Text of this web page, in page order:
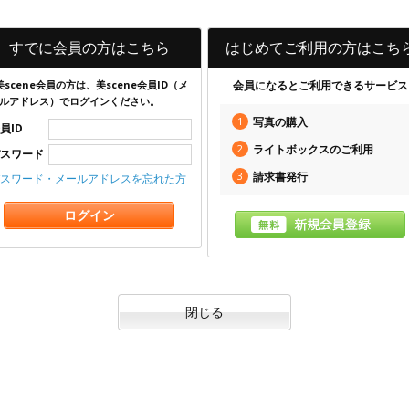
すでに会員の方はこちら
scene会員の方は、美scene会員ID（メ
アドレス）でログインください。
ID
ワード
ワード・メールアドレスを忘れた方
はじめてご利用の方はこち
会員になるとご利用できるサービス
1 写真の購入
2 ライトボックスのご利用
3 請求書発行